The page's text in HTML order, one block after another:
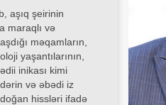
aşıq şeirinin
maraqlı və
məqamların,
yaşantılarının,
inikası kimi
dərin və əbədi iz
hissləri ifadə